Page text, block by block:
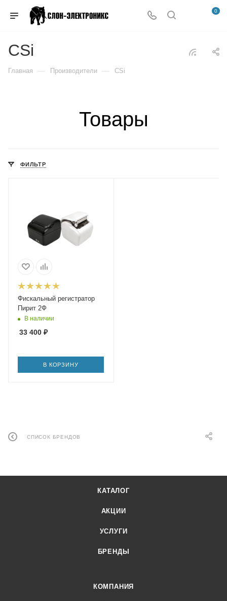
0
CSi
Главная — Производители — CSi
Товары
ФИЛЬТР
Фискальный регистратор
Пирит 2Ф
В наличии
33 400 ₽
В КОРЗИНУ
СПИСОК БРЕНДОВ
КАТАЛОГ
АКЦИИ
УСЛУГИ
БРЕНДЫ
КОМПАНИЯ